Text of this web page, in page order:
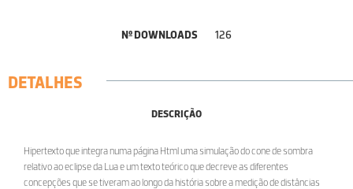
Nº DOWNLOADS 126
DETALHES
DESCRIÇÃO
Hipertexto que integra numa página Html uma simulação do cone de sombra
relativo ao eclipse da Lua e um texto teórico que decreve as diferentes
concepções que se tiveram ao longo da história sobre a medição de distâncias